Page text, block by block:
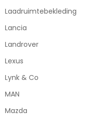
Laadruimtebekleding
Lancia
Landrover
Lexus
Lynk & Co
MAN
Mazda